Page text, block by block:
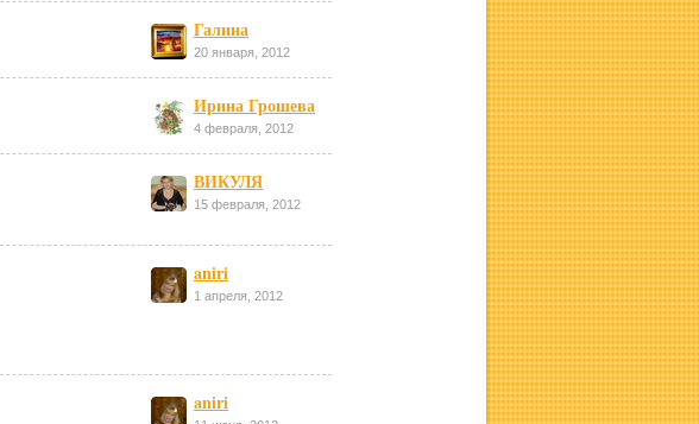
Галина
20 января, 2012
Ирина Грошева
4 февраля, 2012
ВИКУЛЯ
15 февраля, 2012
aniri
1 апреля, 2012
aniri